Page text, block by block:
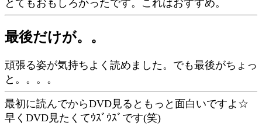
とてもおもしろかったです。これはおすすめ。
最後だけが。。
頑張る姿が気持ちよく読めました。でも最後がちょっ
と。。。。
最初に読んでからDVD見るともっと面白いですよ☆
早くDVD見たくてｳｽﾞｳｽﾞです(笑)